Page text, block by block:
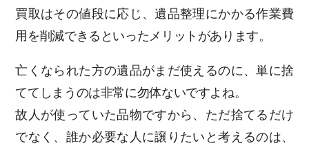
買取はその値段に応じ、遺品整理にかかる作業費
用を削減できるといったメリットがあります。
亡くなられた方の遺品がまだ使えるのに、単に捨
ててしまうのは非常に勿体ないですよね。
故人が使っていた品物ですから、ただ捨てるだけ
でなく、誰か必要な人に譲りたいと考えるのは、